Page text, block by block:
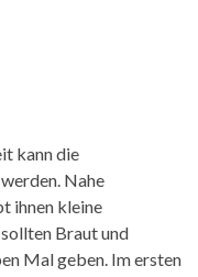
kann die
Nahe
ihnen kleine
Braut und
Mal geben. Im ersten